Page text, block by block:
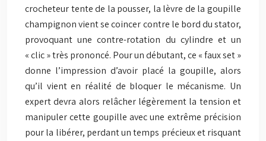
crocheteur tente de la pousser, la lèvre de la goupille
champignon vient se coincer contre le bord du stator,
provoquant une contre-rotation du cylindre et un
« clic » très prononcé. Pour un débutant, ce « faux set »
donne l’impression d’avoir placé la goupille, alors
qu’il vient en réalité de bloquer le mécanisme. Un
expert devra alors relâcher légèrement la tension et
manipuler cette goupille avec une extrême précision
pour la libérer, perdant un temps précieux et risquant